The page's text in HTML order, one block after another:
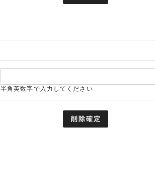
半角英数字で入力してください